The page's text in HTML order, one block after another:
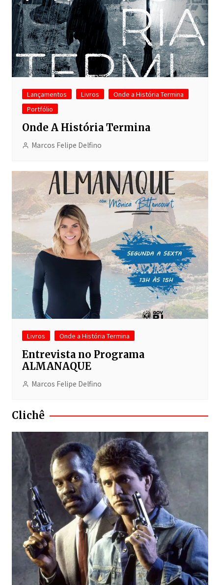
Lançamentos Livros
Onde a História Termina
Portfólio
Onde A História Termina
Marcos Felipe Delfino
Livros Onde a História Termina
Entrevista no Programa
ALMANAQUE
Marcos Felipe Delfino
Clichê